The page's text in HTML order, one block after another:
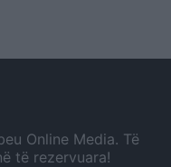
Online Media. Të
të rezervuara!